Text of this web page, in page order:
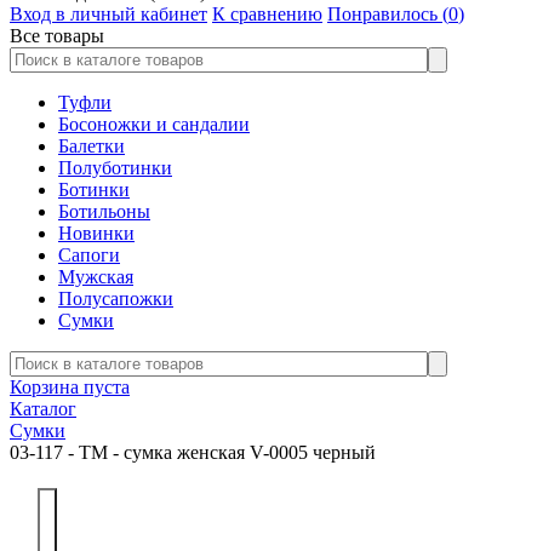
Вход в личный кабинет К сравнению Понравилось (0)
Все товары
Туфли
Босоножки и сандалии
Балетки
Полуботинки
Ботинки
Ботильоны
Новинки
Сапоги
Мужская
Полусапожки
Сумки
Корзина пуста
Каталог
Сумки
03-117 - ТМ - сумка женская V-0005 черный